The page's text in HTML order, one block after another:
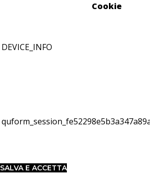
Cookie
DEVICE_INFO
SALVA E ACCETTA